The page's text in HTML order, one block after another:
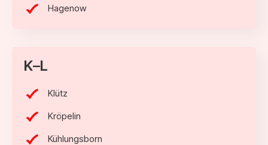
Hagenow
K–L
Klütz
Kröpelin
Kühlungsborn